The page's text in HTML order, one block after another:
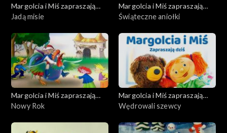
Margolcia i Miś zapraszają
dziś
Jadą misie
Margolcia i Miś zapraszają
dziś
Świąteczne aniołki
Margolcia i Miś zapraszają
dziś
Nowy Rok
Margolcia i Miś zapraszają
dziś
Wędrowali szewcy